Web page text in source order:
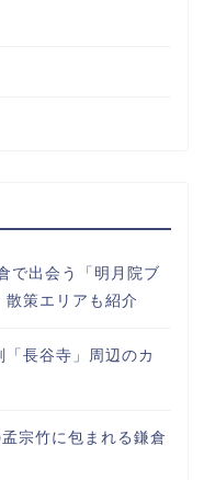
で出会う「明月院ブ
散策エリアも紹介
長谷寺」周辺のカ
宗竹に包まれる鎌倉